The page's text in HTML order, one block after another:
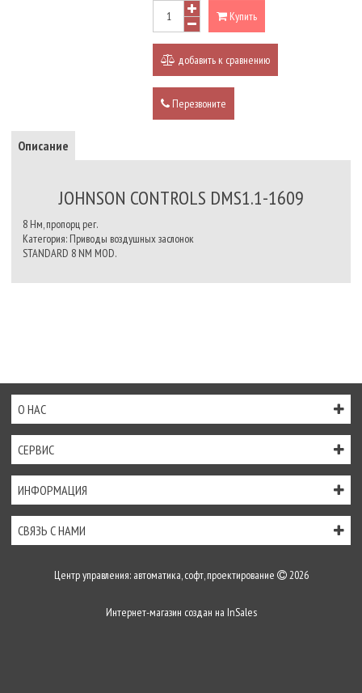
Купить
добавить к сравнению
Перезвоните
Описание
JOHNSON CONTROLS DMS1.1-1609
8 Нм, пропорц рег.
Категория: Приводы воздушных заслонок
STANDARD 8 NM MOD.
О НАС
СЕРВИС
ИНФОРМАЦИЯ
СВЯЗЬ С НАМИ
Центр управления: автоматика, софт, проектирование 2026
Интернет-магазин создан на InSales